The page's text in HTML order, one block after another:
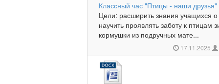
Классный час "Птицы - наши друзья"
Цели: расширить знания учащихся
научить проявлять заботу к птицам
кормушки из подручных мате...
17.11.2025